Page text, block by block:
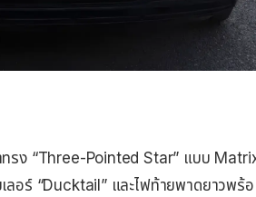
รง “Three-Pointed Star” แบบ
อร์ “Ducktail” และไฟท้ายพาดยาวพร้อ